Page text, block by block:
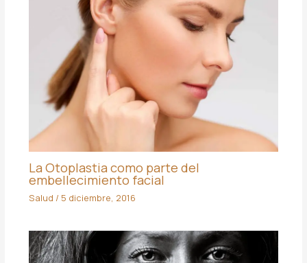
La Otoplastia como parte del
embellecimiento facial
Salud / 5 diciembre, 2016